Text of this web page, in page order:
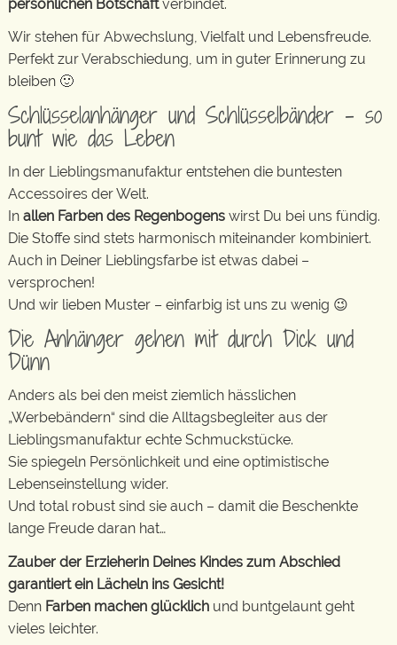
persönlichen Botschaftverbindet.
Wir stehen für Abwechslung, Vielfalt und Lebensfreude.
Perfekt zur Verabschiedung, um in guter Erinnerung zu
bleiben 🙂
Schlüsselanhänger und Schlüsselbänder – so
bunt wie das Leben
In der Lieblingsmanufaktur entstehen die buntesten
Accessoires der Welt.
In allen Farben des Regenbogens wirst Du bei uns fündig.
Die Stoffe sind stets harmonisch miteinander kombiniert.
Auch in Deiner Lieblingsfarbe ist etwas dabei –
versprochen!
Und wir lieben Muster – einfarbig ist uns zu wenig 😉
Die Anhänger gehen mit durch Dick und
Dünn
Anders als bei den meist ziemlich hässlichen
„Werbebändern“ sind die Alltagsbegleiter aus der
Lieblingsmanufaktur echte Schmuckstücke.
Sie spiegeln Persönlichkeit und eine optimistische
Lebenseinstellung wider.
Und total robust sind sie auch – damit die Beschenkte
lange Freude daran hat…
Zauber der Erzieherin Deines Kindes zum Abschied
garantiert ein Lächeln ins Gesicht!
Denn Farben machen glücklich und buntgelaunt geht
vieles leichter.